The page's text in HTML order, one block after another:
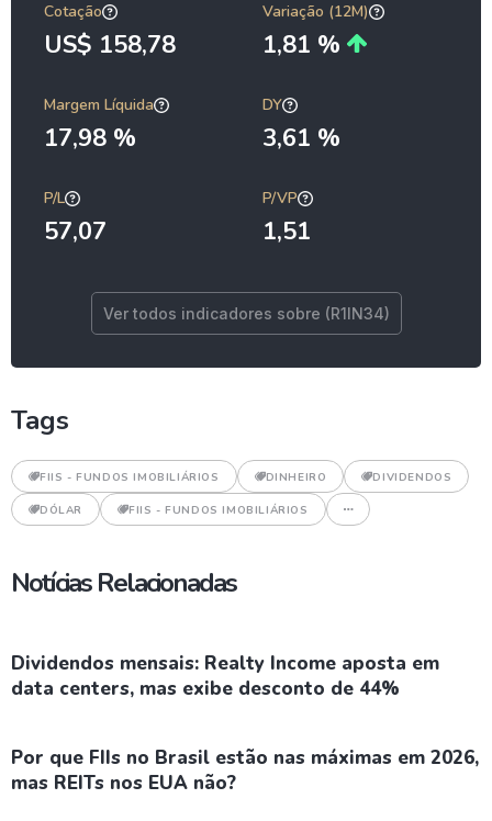
Cotação
US$ 158,78
Variação (12M)
1,81 %
Margem Líquida
17,98 %
DY
3,61 %
P/L
57,07
P/VP
1,51
Ver todos indicadores sobre (R1IN34)
Tags
FIIS - FUNDOS IMOBILIÁRIOS DINHEIRO DIVIDENDOS
DÓLAR FIIS - FUNDOS IMOBILIÁRIOS
Notícias Relacionadas
Dividendos mensais: Realty Income aposta em
data centers, mas exibe desconto de 44%
Por que FIIs no Brasil estão nas máximas em 2026,
mas REITs nos EUA não?